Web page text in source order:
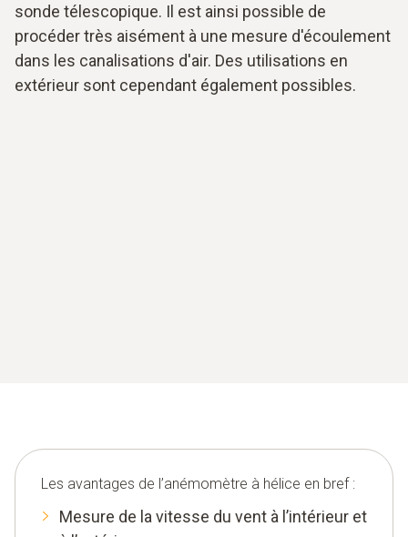
sonde télescopique. Il est ainsi possible de
procéder très aisément à une mesure d'écoulement
dans les canalisations d'air. Des utilisations en
extérieur sont cependant également possibles.
Les avantages de l’anémomètre à hélice en bref :
Mesure de la vitesse du vent à l’intérieur et